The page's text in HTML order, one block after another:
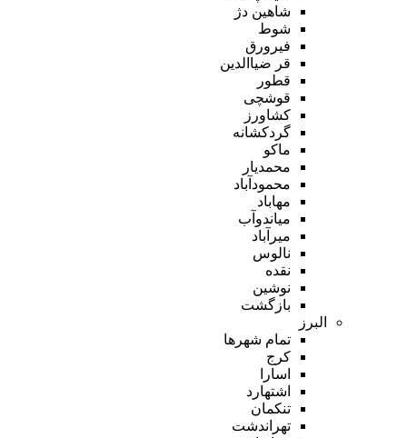
شاهین دژ
شوط
فیرورق
قر ضیاالدین
قطور
قوشچی
کشاورز
گردکشانه
ماکو
محمدیار
محمودآباد
مهاباد
میاندوآب
میرآباد
نالوس
نقده
نوشین
بازگشت
البرز
تمام شهر‌ها
کرج
اسارا
اشتهارد
تنکمان
تهراندشت